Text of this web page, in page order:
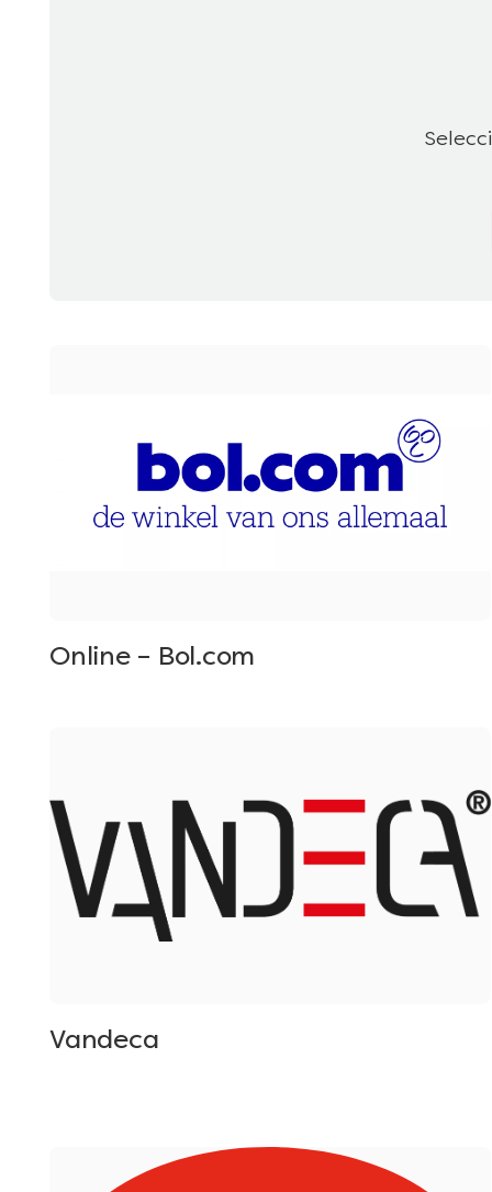
Online – Bol.com
Vandeca